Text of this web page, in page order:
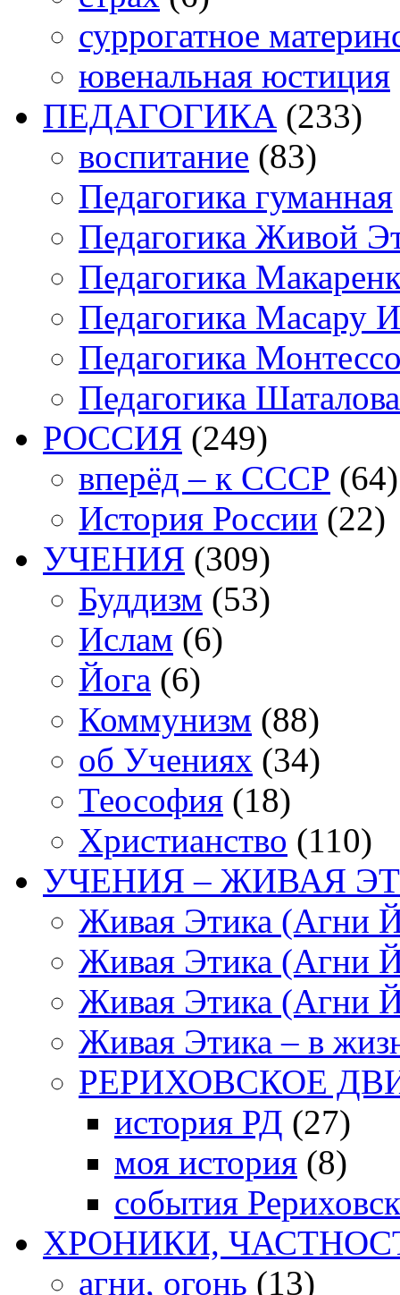
суррогатное
ювенальная юстиция
ПЕДАГОГИКА (233)
воспитание (83)
Педагогика гуманная
Педагогика Живой
Педагогика
Педагогика Масару
Педагогика
Педагогика Шаталова
РОССИЯ (249)
вперёд – к СССР (64)
История России (22)
УЧЕНИЯ (309)
Буддизм (53)
Ислам (6)
Йога (6)
Коммунизм (88)
об Учениях (34)
Теософия (18)
Христианство (110)
УЧЕНИЯ – ЖИВАЯ
Живая Этика (Агни
Живая Этика (Агни
Живая Этика (Агни
Живая Этика – в
РЕРИХОВСКОЕ
история РД (27)
моя история (8)
события
ХРОНИКИ,
агни, огонь (13)